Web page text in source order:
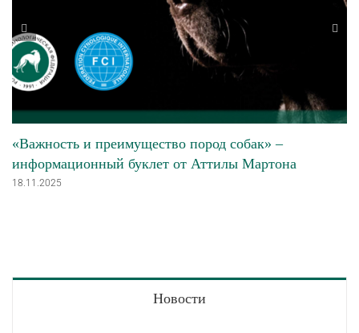
«Важность и преимущество пород собак» –
информационный буклет от Аттилы Мартона
18.11.2025
Новости